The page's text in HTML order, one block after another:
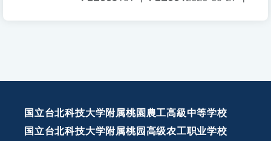
国立台北科技大学附属桃園農工高級中等学校
国立台北科技大学附属桃园高级农工职业学校